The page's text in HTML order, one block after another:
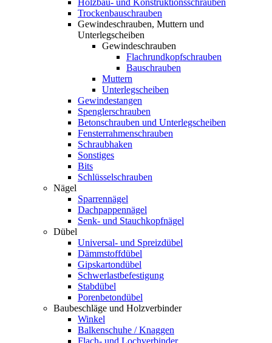
Holzbau- und Konstruktionsschrauben
Trockenbauschrauben
Gewindeschrauben, Muttern und
Unterlegscheiben
Gewindeschrauben
Flachrundkopfschrauben
Bauschrauben
Muttern
Unterlegscheiben
Gewindestangen
Spenglerschrauben
Betonschrauben und Unterlegscheiben
Fensterrahmenschrauben
Schraubhaken
Sonstiges
Bits
Schlüsselschrauben
Nägel
Sparrennägel
Dachpappennägel
Senk- und Stauchkopfnägel
Dübel
Universal- und Spreizdübel
Dämmstoffdübel
Gipskartondübel
Schwerlastbefestigung
Stabdübel
Porenbetondübel
Baubeschläge und Holzverbinder
Winkel
Balkenschuhe / Knaggen